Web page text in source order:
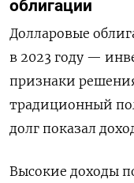
облигации
Долларовые
в 2023 году —
признаки
традиционный
долг показал
Высокие доходы